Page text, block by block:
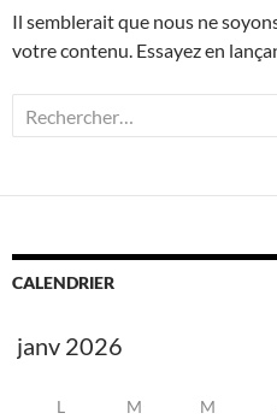
Il semblerait que nous ne
votre contenu. Essayez en
Rechercher :
CALENDRIER
L M M